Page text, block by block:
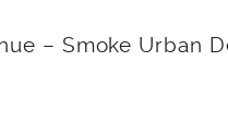
– Smoke Urban